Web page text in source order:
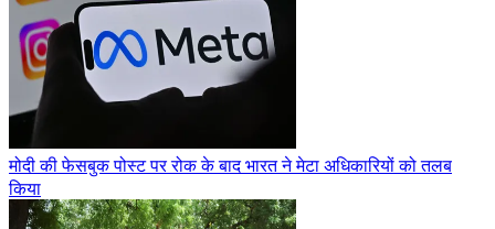
मोदी की फेसबुक पोस्ट पर रोक के बाद भारत ने मेटा अधिकारियों को तलब
किया